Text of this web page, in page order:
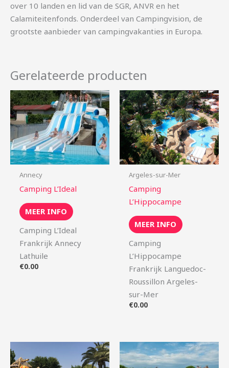
over 10 landen en lid van de SGR, ANVR en het
Calamiteitenfonds. Onderdeel van Campingvision, de
grootste aanbieder van campingvakanties in Europa.
Gerelateerde producten
Annecy
Camping L’Ideal
MEER INFO
Camping L’Ideal
Frankrijk Annecy
Lathuile
€0.00
Argeles-sur-Mer
Camping
L’Hippocampe
MEER INFO
Camping
L’Hippocampe
Frankrijk Languedoc-
Roussillon Argeles-
sur-Mer
€0.00